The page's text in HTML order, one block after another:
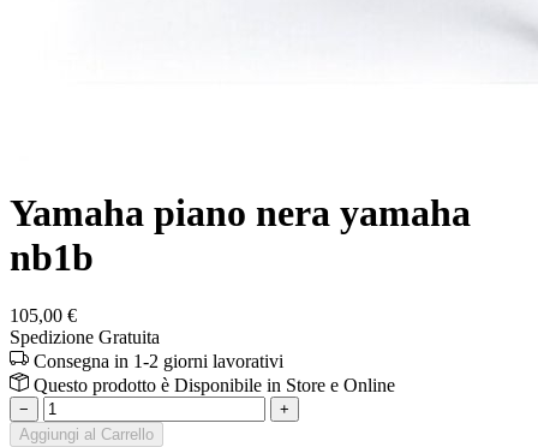
Yamaha piano nera yamaha
nb1b
105,00 €
Spedizione Gratuita
Consegna in 1-2 giorni lavorativi
Questo prodotto è Disponibile in Store e Online
−
+
Aggiungi al Carrello